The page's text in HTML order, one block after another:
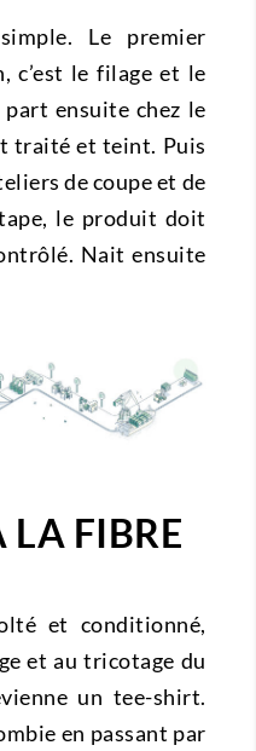
Le premier
c’est le filage et le
ensuite chez le
traité et teint. Puis
de coupe et de
le produit doit
Nait ensuite
LA FIBRE
et conditionné,
et au tricotage du
un tee-shirt.
en passant par